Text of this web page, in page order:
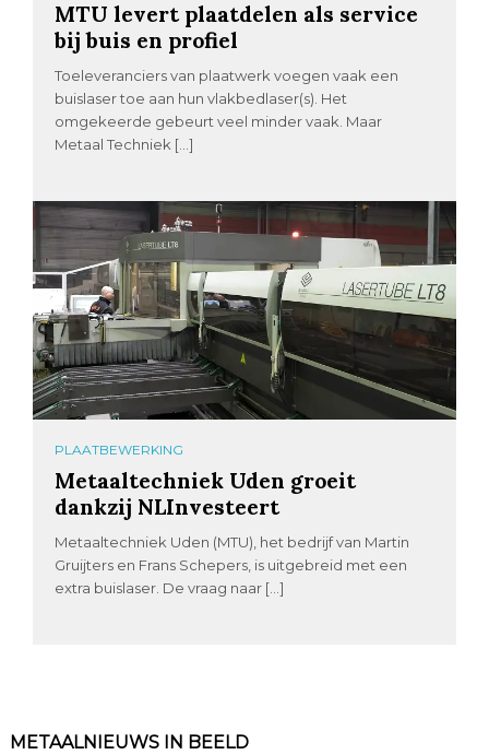
MTU levert plaatdelen als service
bij buis en profiel
Toeleveranciers van plaatwerk voegen vaak een
buislaser toe aan hun vlakbedlaser(s). Het
omgekeerde gebeurt veel minder vaak. Maar
Metaal Techniek […]
PLAATBEWERKING
Metaaltechniek Uden groeit
dankzij NLInvesteert
Metaaltechniek Uden (MTU), het bedrijf van Martin
Gruijters en Frans Schepers, is uitgebreid met een
extra buislaser. De vraag naar […]
METAALNIEUWS IN BEELD